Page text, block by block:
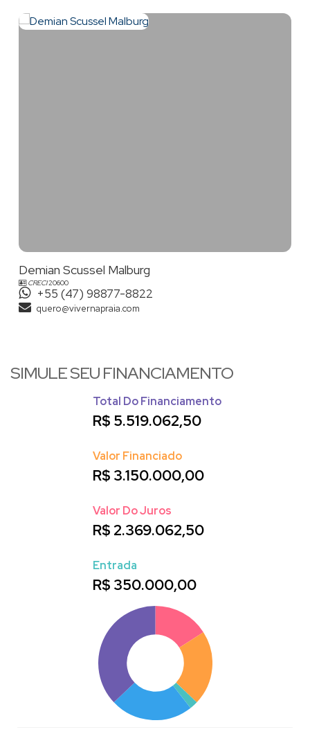
Demian Scussel Malburg
CRECI20600
+55 (47) 98877-8822
quero@vivernapraia.com
SIMULE SEU FINANCIAMENTO
Total Do Financiamento
R$ 5.519.062,50
Valor Financiado
R$ 3.150.000,00
Valor Do Juros
R$2.369.062,50
Entrada
R$ 350.000,00